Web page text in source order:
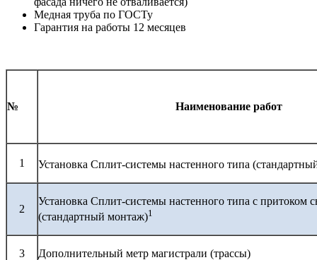
Медная труба по ГОСТу
Гарантия на работы 12 месяцев
№ Наименование работ
1 Установка Сплит-системы настенного типа
2
Установка Сплит-системы настенного типа с притоком
(стандартный монтаж)1
3 Дополнительный метр магистрали (трассы)